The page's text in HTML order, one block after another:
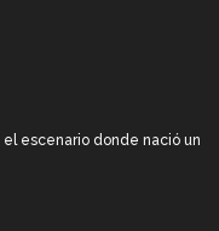
el escenario donde nació un